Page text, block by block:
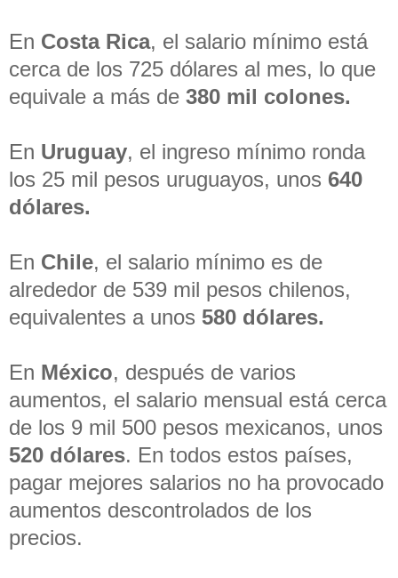
En Costa Rica, el salario mínimo está
cerca de los 725 dólares al mes, lo que
equivale a más de 380 mil colones.
En Uruguay, el ingreso mínimo ronda
los 25 mil pesos uruguayos, unos 640
dólares.
En Chile, el salario mínimo es de
alrededor de 539 mil pesos chilenos,
equivalentes a unos 580 dólares.
En México, después de varios
aumentos, el salario mensual está cerca
de los 9 mil 500 pesos mexicanos, unos
520 dólares. En todos estos países,
pagar mejores salarios no ha provocado
aumentos descontrolados de los
precios.